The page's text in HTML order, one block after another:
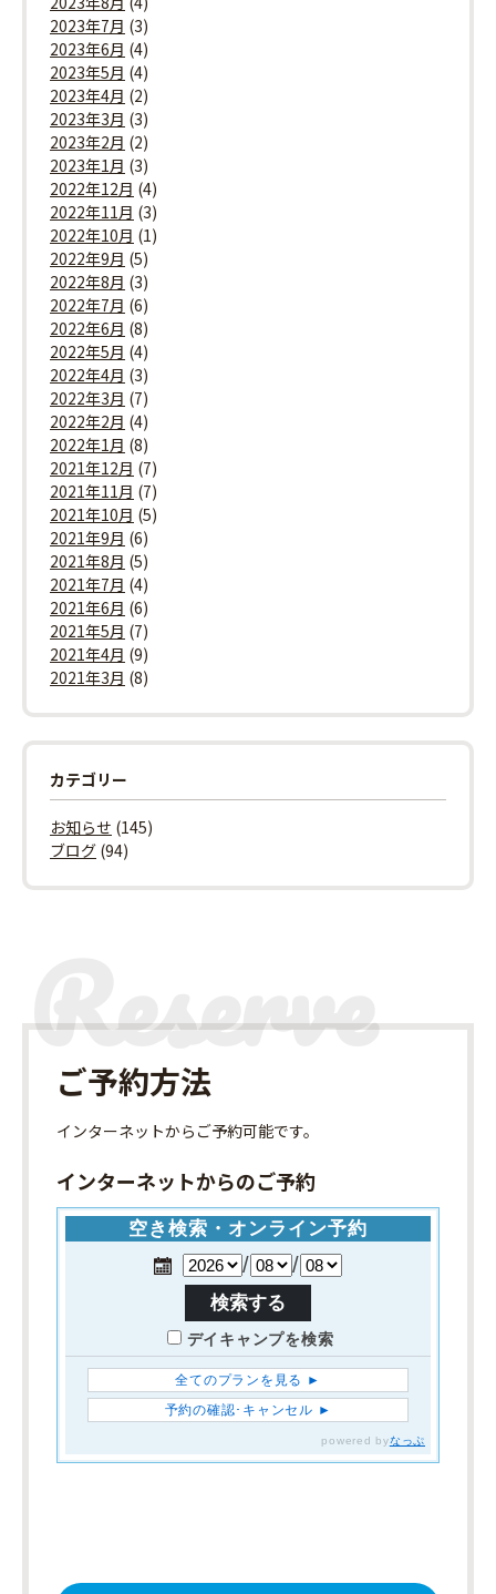
2023年7月 (3)
2023年6月 (4)
2023年5月 (4)
2023年4月 (2)
2023年3月 (3)
2023年2月 (2)
2023年1月 (3)
2022年12月 (4)
2022年11月 (3)
2022年10月 (1)
2022年9月 (5)
2022年8月 (3)
2022年7月 (6)
2022年6月 (8)
2022年5月 (4)
2022年4月 (3)
2022年3月 (7)
2022年2月 (4)
2022年1月 (8)
2021年12月 (7)
2021年11月 (7)
2021年10月 (5)
2021年9月 (6)
2021年8月 (5)
2021年7月 (4)
2021年6月 (6)
2021年5月 (7)
2021年4月 (9)
2021年3月 (8)
カテゴリー
お知らせ (145)
ブログ (94)
ご予約方法
インターネットからご予約可能です。
インターネットからのご予約